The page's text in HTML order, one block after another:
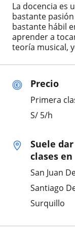
Precio
Primera
S/ 5/h
Suele dar
clases en
San Juan
Santiago
Surquillo
La docencia es
bastante
bastante hábil
aprender a
teoría musical,